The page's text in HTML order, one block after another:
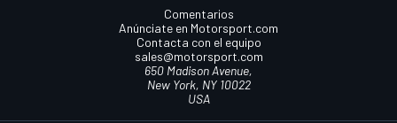
Comentarios
Anúnciate en Motorsport.com
Contacta con el equipo
sales@motorsport.com
650 Madison Avenue,
New York, NY 10022
USA